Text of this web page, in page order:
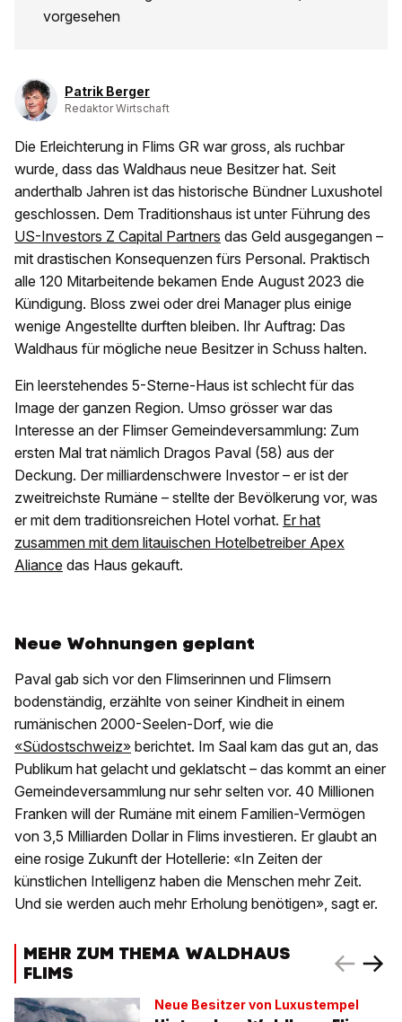
vorgesehen
Patrik Berger
Redaktor Wirtschaft
Die Erleichterung in Flims GR war gross, als ruchbar
wurde, dass das Waldhaus neue Besitzer hat. Seit
anderthalb Jahren ist das historische Bündner Luxushotel
geschlossen. Dem Traditionshaus ist unter Führung des
US-Investors Z Capital Partners das Geld ausgegangen –
mit drastischen Konsequenzen fürs Personal. Praktisch
alle 120 Mitarbeitende bekamen Ende August 2023 die
Kündigung. Bloss zwei oder drei Manager plus einige
wenige Angestellte durften bleiben. Ihr Auftrag: Das
Waldhaus für mögliche neue Besitzer in Schuss halten.
Ein leerstehendes 5-Sterne-Haus ist schlecht für das
Image der ganzen Region. Umso grösser war das
Interesse an der Flimser Gemeindeversammlung: Zum
ersten Mal trat nämlich Dragos Paval (58) aus der
Deckung. Der milliardenschwere Investor – er ist der
zweitreichste Rumäne – stellte der Bevölkerung vor, was
er mit dem traditionsreichen Hotel vorhat. Er hat
zusammen mit dem litauischen Hotelbetreiber Apex
Aliance das Haus gekauft.
Neue Wohnungen geplant
Paval gab sich vor den Flimserinnen und Flimsern
bodenständig, erzählte von seiner Kindheit in einem
rumänischen 2000-Seelen-Dorf, wie die
«Südostschweiz» berichtet. Im Saal kam das gut an, das
Publikum hat gelacht und geklatscht – das kommt an einer
Gemeindeversammlung nur sehr selten vor. 40 Millionen
Franken will der Rumäne mit einem Familien-Vermögen
von 3,5 Milliarden Dollar in Flims investieren. Er glaubt an
eine rosige Zukunft der Hotellerie: «In Zeiten der
künstlichen Intelligenz haben die Menschen mehr Zeit.
Und sie werden auch mehr Erholung benötigen», sagt er.
MEHR ZUM THEMA WALDHAUS
FLIMS
Neue Besitzer von Luxustempel